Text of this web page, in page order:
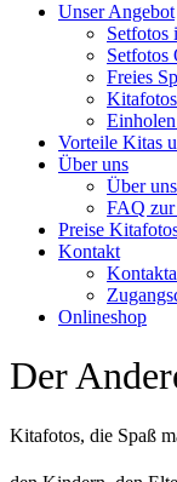
Unser Angebot
Setfotos
Setfotos
Freies
Vorteile Kitas
Über uns
Über
FAQ
Preise
Kontakt
Onlineshop
Der
Kitafotos, die Spaß